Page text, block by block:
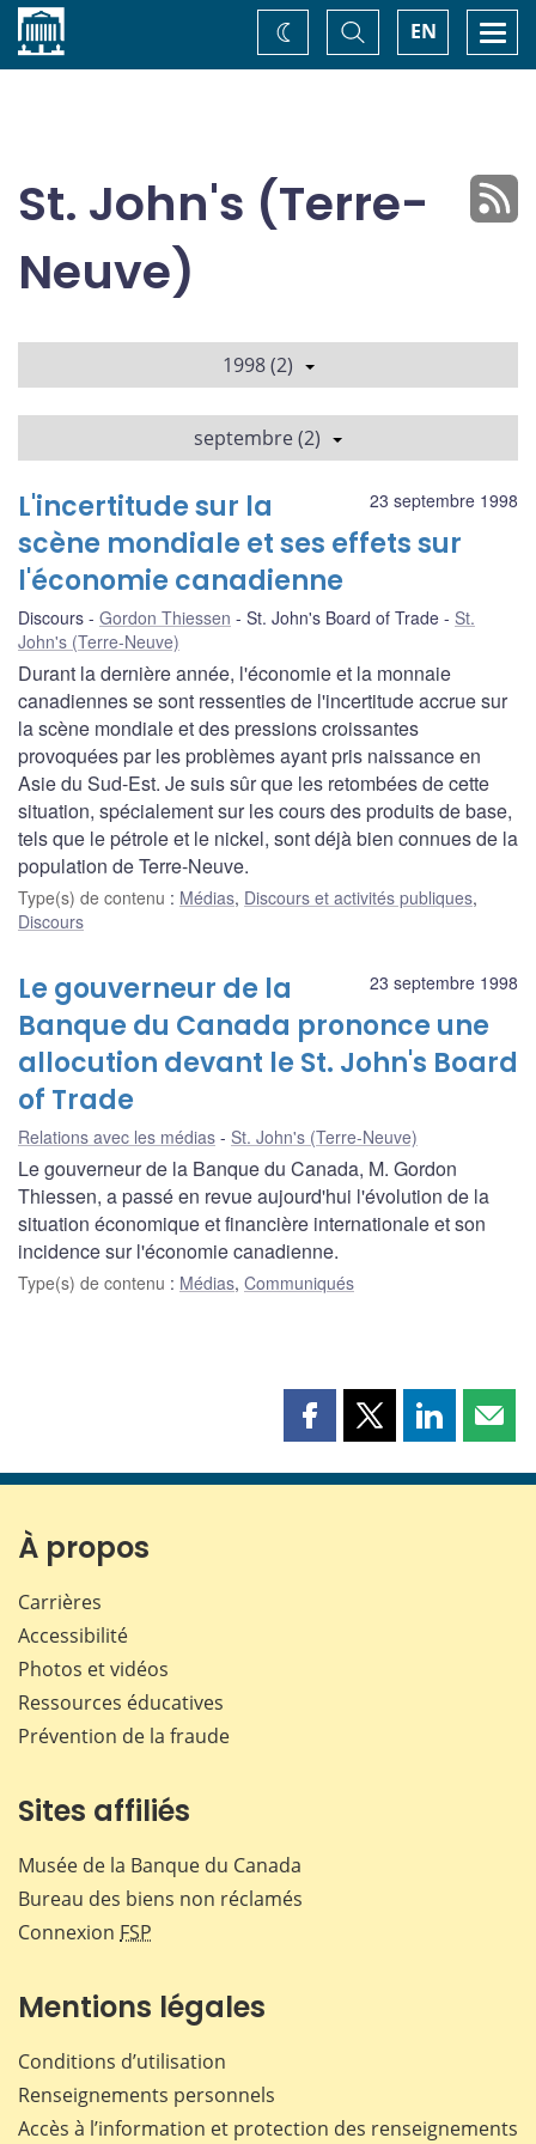
Accueil EN
Basculer
la
recherche
Changez
de
St. John's (Terre-
Neuve)
1998 (2)
septembre (2)
23 septembre 1998
L'incertitude sur la
scène mondiale et ses effets sur
l'économie canadienne
Discours Gordon Thiessen St. John's Board of Trade
St.
John's (Terre-Neuve)
Durant la dernière année, l'économie et la monnaie
canadiennes se sont ressenties de l'incertitude accrue sur
la scène mondiale et des pressions croissantes
provoquées par les problèmes ayant pris naissance en
Asie du Sud-Est. Je suis sûr que les retombées de cette
situation, spécialement sur les cours des produits de base,
tels que le pétrole et le nickel, sont déjà bien connues de la
population de Terre-Neuve.
Type(s) de contenu : Médias, Discours et activités publiques,
Discours
23 septembre 1998
Le gouverneur de la
Banque du Canada prononce une
allocution devant le St. John's Board
of Trade
Relations avec les médias St. John's (Terre-Neuve)
Le gouverneur de la Banque du Canada, M. Gordon
Thiessen, a passé en revue aujourd'hui l'évolution de la
situation économique et financière internationale et son
incidence sur l'économie canadienne.
Type(s) de contenu : Médias, Communiqués
Partager
page
Partager
page
Partager
page page
À propos
Carrières
Accessibilité
Photos et vidéos
Ressources éducatives
Prévention de la fraude
Sites affiliés
Musée de la Banque du Canada
Bureau des biens non réclamés
Connexion FSP
Mentions légales
Conditions d’utilisation
Renseignements personnels
Accès à l’information et protection des renseignements